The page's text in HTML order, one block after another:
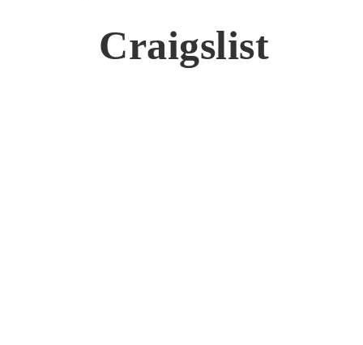
Craigslist